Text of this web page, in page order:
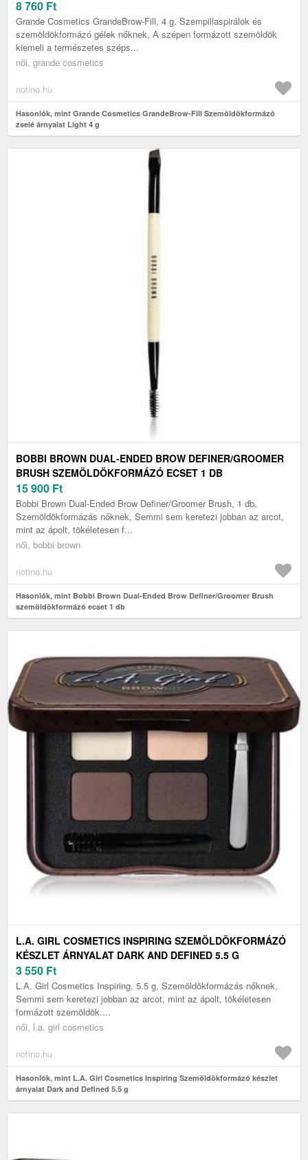
8 760 Ft
Grande Cosmetics GrandeBrow-Fill, 4 g, Szempillaspirálok és
szemöldökformázó gélek nőknek, A szépen formázott szemöldök
kiemeli a természetes széps...
női, grande cosmetics
notino.hu
Hasonlók, mint Grande Cosmetics GrandeBrow-Fill Szemöldökformázó
zselé árnyalat Light 4 g
BOBBI BROWN DUAL-ENDED BROW DEFINER/GROOMER
BRUSH SZEMÖLDÖKFORMÁZÓ ECSET 1 DB
15 900 Ft
Bobbi Brown Dual-Ended Brow Definer/Groomer Brush, 1 db,
Szemöldökformázás nőknek, Semmi sem keretezi jobban az arcot,
mint az ápolt, tökéletesen f...
női, bobbi brown
notino.hu
Hasonlók, mint Bobbi Brown Dual-Ended Brow Definer/Groomer Brush
szemöldökformázó ecset 1 db
L.A. GIRL COSMETICS INSPIRING SZEMÖLDÖKFORMÁZÓ
KÉSZLET ÁRNYALAT DARK AND DEFINED 5.5 G
3 550 Ft
L.A. Girl Cosmetics Inspiring, 5.5 g, Szemöldökformázás nőknek,
Semmi sem keretezi jobban az arcot, mint az ápolt, tökéletesen
formázott szemöldök....
női, l.a. girl cosmetics
notino.hu
Hasonlók, mint L.A. Girl Cosmetics Inspiring Szemöldökformázó készlet
árnyalat Dark and Defined 5.5 g